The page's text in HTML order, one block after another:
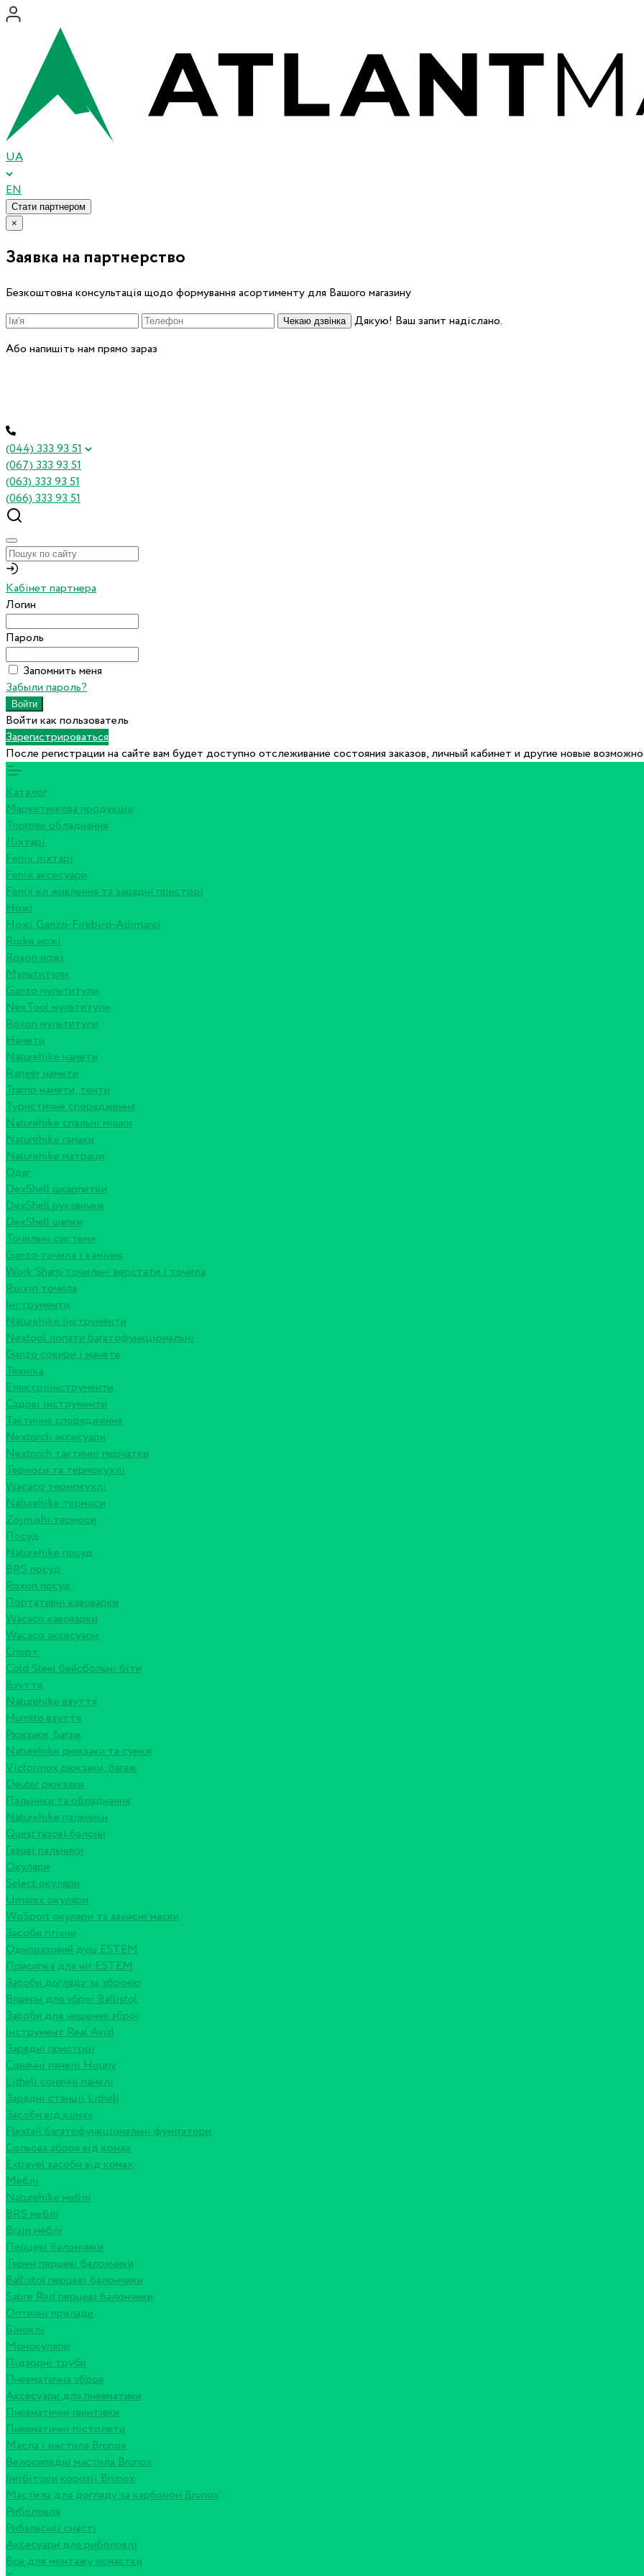
UA
EN
Стати партнером
×
Заявка на партнерство
Безкоштовна консультація щодо формування асортименту для Вашого магазину
Чекаю дзвінка
Дякую! Ваш запит надіслано.
Або напишіть нам прямо зараз
(044) 333 93 51
(067) 333 93 51
(063) 333 93 51
(066) 333 93 51
Кабінет партнера
Логин
Пароль
Запомнить меня
Забыли пароль?
Войти как пользователь
Зарегистрироваться
После регистрации на сайте вам будет доступно отслеживание состояния заказов, личный кабинет и другие новые
Каталог
Маркетингова продукція
Торгове обладнання
Ліхтарі
Fenix ліхтарі
Fenix аксесуари
Fenix ел живлення та зарядні пристрої
Ножі
Ножі Ganzo-Firebird-Adimanti
Ruike ножі
Roxon ножi
Мультитули
Ganzo мультитули
NexTool мультитули
Roxon мультитули
Намети
Naturehike намети
Ranger намети
Tramp намети, тенти
Туристичне спорядження
Naturehike спальні мішки
Naturehike гамаки
Naturehike матраци
Одяг
DexShell шкарпетки
DexShell рукавички
DexShell шапки
Точильні системи
Ganzo точила і каміння
Work Sharp точильні верстати і точила
Ruixin точила
Інструменти
Naturehike інструменти
Nextool лопати багатофункціональні
Ganzo сокири і мачете
Техніка
Електроінструменти
Садові інструменти
Тактичне спорядження
Nextorch аксесуари
Nextorch тактичні перчатки
Термоси та термокухлі
Wacaco термокухлі
Naturehike термоси
Zojirushi термоси
Посуд
Naturehike посуд
BRS посуд
Roxon посуд
Портативні кавоварки
Wacaco кавоварки
Wacaco аксесуари
Спорт
Cold Steel бейсбольні біти
Взуття
Naturehike взуття
Humtto взуття
Рюкзаки, багаж
Naturehike рюкзаки та сумки
Victorinox рюкзаки, багаж
Deuter рюкзаки
Пальники та обладнання
Naturehike пальники
Quest газові балони
Газові пальники
Окуляри
Select окуляри
Umarex окуляри
WoSport окуляри та захисні маски
Засоби гігієни
Одноразовий душ ESTEM
Присипка для ніг ESTEM
Засоби догляду за зброєю
Вішери для зброї Ballistol
Засоби для чищення зброї
Інструмент Real Avid
Зарядні пристрої
Сонячні панелі Houny
Litheli сонячні панелі
Зарядні станції Litheli
Засоби від комах
Flextail багатофункціональні фумігатори
Сольова зброя від комах
Extravel засоби від комах
Меблі
Naturehike меблі
BRS меблі
Brain меблі
Перцеві балончики
Терен перцеві балончики
Ballistol перцеві балончики
Sabre Red перцеві балончики
Оптичні прилади
Біноклі
Монокуляри
Підзорні труби
Пневматична зброя
Аксесуари для пневматики
Пневматичні гвинтівки
Пневматичні пістолети
Масла і мастила Brunox
Велосипедні мастила Brunox
Інгібітори корозії Brunox
Мастила для догляду за карбоном Brunox
Риболовля
Рибальські снасті
Аксесуари для риболовлі
Все для монтажу оснастки